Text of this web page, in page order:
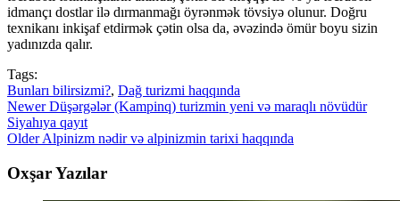
idmançı dostlar ilə dırmanmağı öyrənmək tövsiyə olunur. Doğru
texnikanı inkişaf etdirmək çətin olsa da, əvəzində ömür boyu sizin
yadınızda qalır.
Tags:
Bunları bilirsizmi?, Dağ turizmi haqqında
Newer Düşərgələr (Kampinq) turizmin yeni və maraqlı növüdür
Siyahıya qayıt
Older Alpinizm nədir və alpinizmin tarixi haqqında
Oxşar Yazılar